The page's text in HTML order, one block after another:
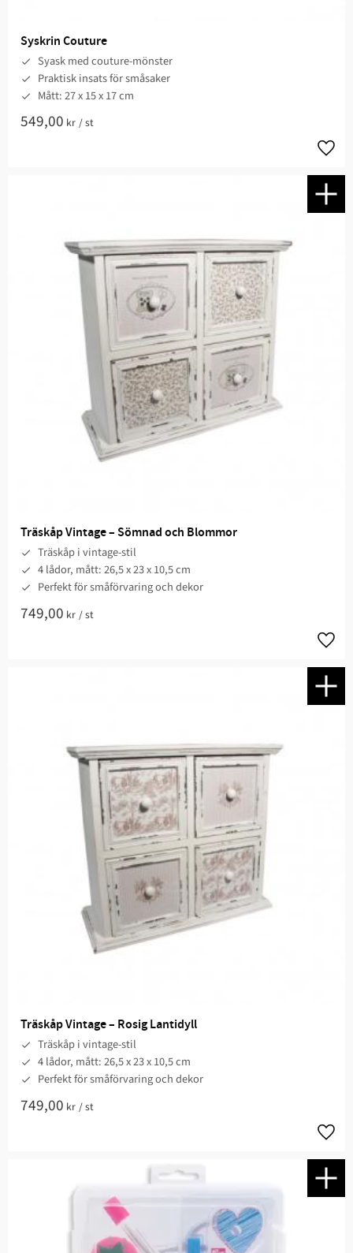
Syskrin Couture
Syask med couture-mönster
Praktisk insats för småsaker
Mått: 27 x 15 x 17 cm
549,00 kr /st
Träskåp Vintage – Sömnad och Blommor
Träskåp i vintage-stil
4 lådor, mått: 26,5 x 23 x 10,5 cm
Perfekt för småförvaring och dekor
749,00 kr /st
Träskåp Vintage – Rosig Lantidyll
Träskåp i vintage-stil
4 lådor, mått: 26,5 x 23 x 10,5 cm
Perfekt för småförvaring och dekor
749,00 kr /st